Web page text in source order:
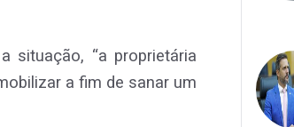
situação, “a proprietária
a fim de sanar um